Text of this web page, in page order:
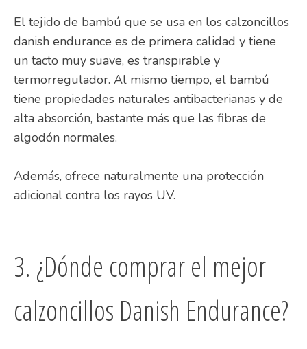
El tejido de bambú que se usa en los calzoncillos
danish endurance es de primera calidad y tiene
un tacto muy suave, es transpirable y
termorregulador. Al mismo tiempo, el bambú
tiene propiedades naturales antibacterianas y de
alta absorción, bastante más que las fibras de
algodón normales.
Además, ofrece naturalmente una protección
adicional contra los rayos UV.
3. ¿Dónde comprar el mejor
calzoncillos Danish Endurance?